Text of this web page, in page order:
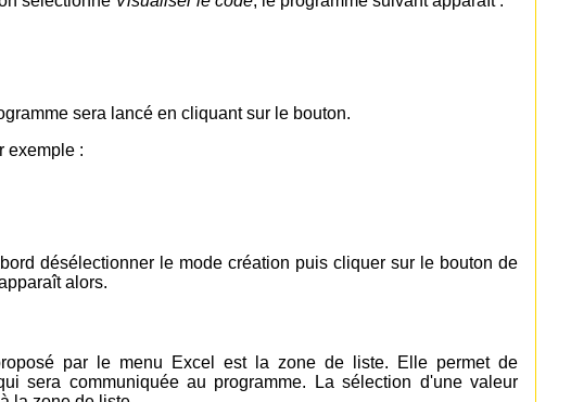
sera lancé en cliquant sur le bouton.
exemple :
désélectionner le mode création puis cliquer sur le bouton de
alors.
par le menu Excel est la zone de liste. Elle permet de
sera communiquée au programme. La sélection d'une valeur